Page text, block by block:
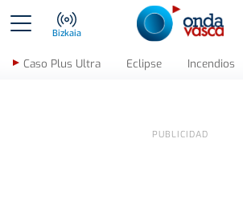
Bizkaia
Caso Plus Ultra Eclipse Incendios